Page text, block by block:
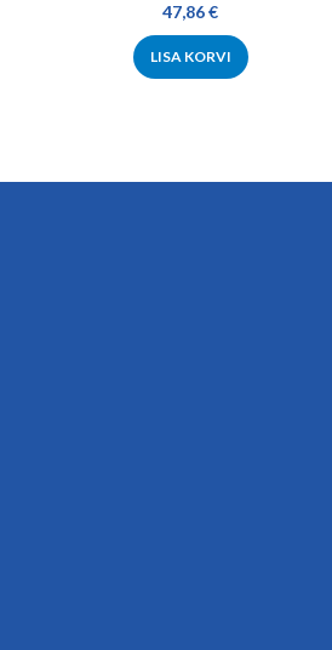
47,86€
LISA KORVI